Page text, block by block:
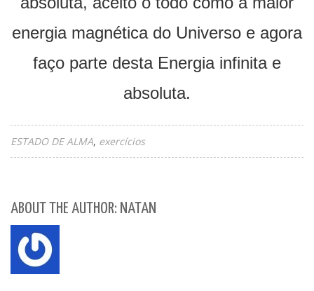
energia magnética do Universo e agora
faço parte desta Energia infinita e
absoluta.
ESTADO DE ALMA exercícios
ABOUT THE AUTHOR: NATAN